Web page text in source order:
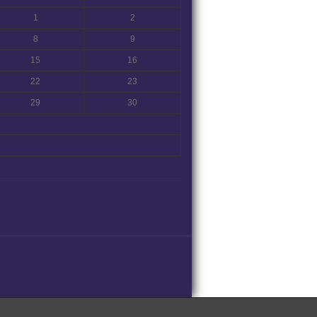
1 2
8 9
15 16
22 23
29 30